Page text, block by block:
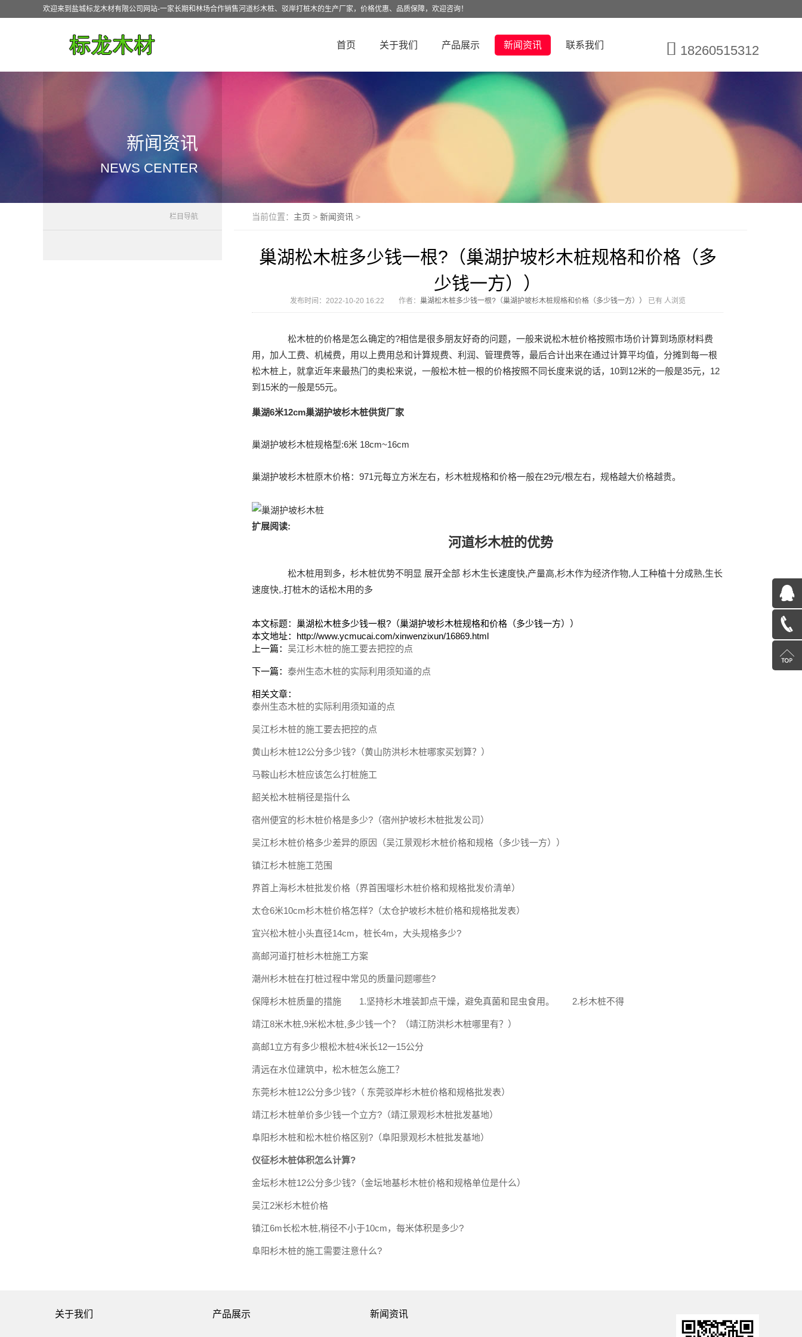
欢迎来到盐城标龙木材有限公司网站-一家长期和林场合作销售河道杉木桩、驳岸打桩木的生产厂家，价格优惠、品质保障，欢迎咨询！
18260515312
首页 关于我们 产品展示 新闻资讯 联系我们
新闻资讯
NEWS CENTER
栏目导航 当前位置： 主页 > 新闻资讯 >
巢湖松木桩多少钱一根?（巢湖护坡杉木桩规格和价格（多
少钱一方））
发布时间：2022-10-20 16:22 作者： 巢湖松木桩多少钱一根?（巢湖护坡杉木桩规格和价格（多少钱一方）） 已有 人浏览
松木桩的价格是怎么确定的?相信是很多朋友好奇的问题，一般来说松木桩价格按照市场价计算到场原材料费
用，加人工费、机械费，用以上费用总和计算规费、利润、管理费等，最后合计出来在通过计算平均值，分摊到每一根
松木桩上，就拿近年来最热门的奥松来说，一般松木桩一根的价格按照不同长度来说的话，10到12米的一般是35元，12
到15米的一般是55元。
巢湖6米12cm巢湖护坡杉木桩供货厂家
巢湖护坡杉木桩规格型:6米 18cm~16cm
巢湖护坡杉木桩原木价格：971元每立方米左右，杉木桩规格和价格一般在29元/根左右，规格越大价格越贵。
扩展阅读:
河道杉木桩的优势
松木桩用到多，杉木桩优势不明显 展开全部 杉木生长速度快,产量高,杉木作为经济作物,人工种植十分成熟,生长
速度快,.打桩木的话松木用的多
本文标题：巢湖松木桩多少钱一根?（巢湖护坡杉木桩规格和价格（多少钱一方））
本文地址：http://www.ycmucai.com/xinwenzixun/16869.html
上一篇： 吴江杉木桩的施工要去把控的点
下一篇： 泰州生态木桩的实际利用须知道的点
相关文章：
泰州生态木桩的实际利用须知道的点
吴江杉木桩的施工要去把控的点
黄山杉木桩12公分多少钱?（黄山防洪杉木桩哪家买划算？）
马鞍山杉木桩应该怎么打桩施工
韶关松木桩梢径是指什么
宿州便宜的杉木桩价格是多少?（宿州护坡杉木桩批发公司）
吴江杉木桩价格多少差异的原因（吴江景观杉木桩价格和规格（多少钱一方））
镇江杉木桩施工范围
界首上海杉木桩批发价格（界首围堰杉木桩价格和规格批发价清单）
太仓6米10cm杉木桩价格怎样?（太仓护坡杉木桩价格和规格批发表）
宜兴松木桩小头直径14cm，桩长4m，大头规格多少?
高邮河道打桩杉木桩施工方案
潮州杉木桩在打桩过程中常见的质量问题哪些?
保障杉木桩质量的措施 1.坚持杉木堆装卸点干燥，避免真菌和昆虫食用。 2.杉木桩不得
靖江8米木桩,9米松木桩,多少钱一个？（靖江防洪杉木桩哪里有？）
高邮1立方有多少根松木桩4米长12一15公分
清远在水位建筑中，松木桩怎么施工？
东莞杉木桩12公分多少钱?（ 东莞驳岸杉木桩价格和规格批发表）
靖江杉木桩单价多少钱一个立方?（靖江景观杉木桩批发基地）
阜阳杉木桩和松木桩价格区别?（阜阳景观杉木桩批发基地）
仪征杉木桩体积怎么计算?
金坛杉木桩12公分多少钱?（金坛地基杉木桩价格和规格单位是什么）
吴江2米杉木桩价格
镇江6m长松木桩,梢径不小于10cm，每米体积是多少?
阜阳杉木桩的施工需要注意什么?
关于我们 产品展示 新闻资讯